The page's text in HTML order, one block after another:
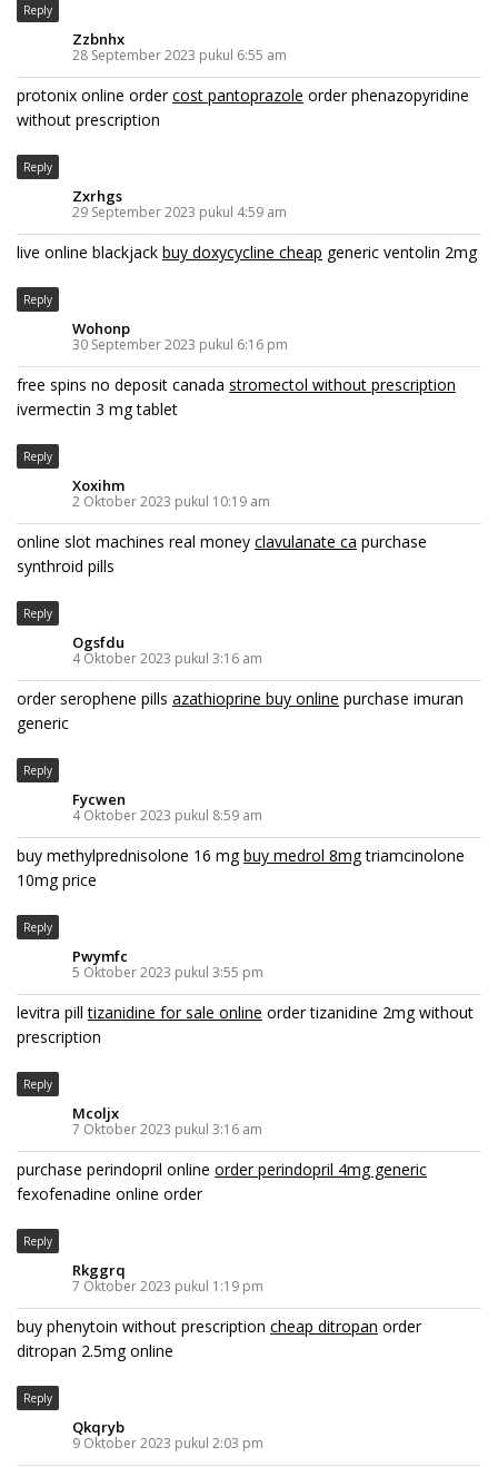
Reply
Zzbnhx
28 September 2023 pukul 6:55 am
protonix online ordercost pantoprazole order phenazopyridine
without prescription
Reply
Zxrhgs
29 September 2023 pukul 4:59 am
live online blackjack buy doxycycline cheap generic ventolin 2mg
Reply
Wohonp
30 September 2023 pukul 6:16 pm
free spins no deposit canada stromectol without prescription
ivermectin 3 mg tablet
Reply
Xoxihm
2 Oktober 2023 pukul 10:19 am
online slot machines real money clavulanate ca purchase
synthroid pills
Reply
Ogsfdu
4 Oktober 2023 pukul 3:16 am
order serophene pills azathioprine buy online purchase imuran
generic
Reply
Fycwen
4 Oktober 2023 pukul 8:59 am
buy methylprednisolone 16 mgbuy medrol 8mgtriamcinolone
10mg price
Reply
Pwymfc
5 Oktober 2023 pukul 3:55 pm
levitra pilltizanidine for sale online order tizanidine 2mg without
prescription
Reply
Mcoljx
7 Oktober 2023 pukul 3:16 am
purchase perindopril online order perindopril 4mg generic
fexofenadine online order
Reply
Rkggrq
7 Oktober 2023 pukul 1:19 pm
buy phenytoin without prescription cheap ditropan order
ditropan 2.5mg online
Reply
Qkqryb
9 Oktober 2023 pukul 2:03 pm